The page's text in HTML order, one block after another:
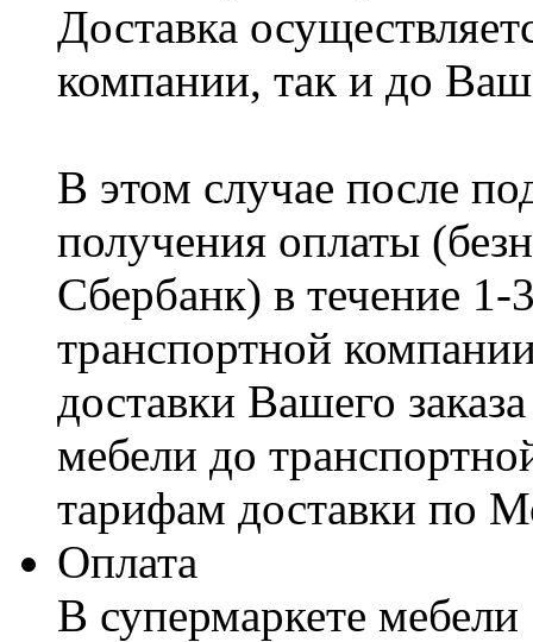
Доставка
компании, так и до
В этом случае после
получения оплаты
Сбербанк) в течение
транспортной
доставки Вашего
мебели до
тарифам доставки по
Оплата
В супермаркете